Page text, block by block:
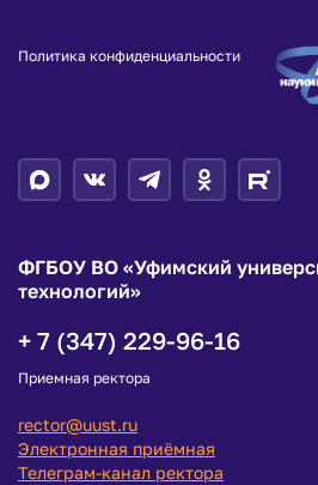
Политика конфиденциальности
ФГБОУ ВО «Уфимский
технологий»
+ 7 (347) 229-96-16
Приемная ректора
rector@uust.ru
Электронная приёмная
Телеграм-канал ректора